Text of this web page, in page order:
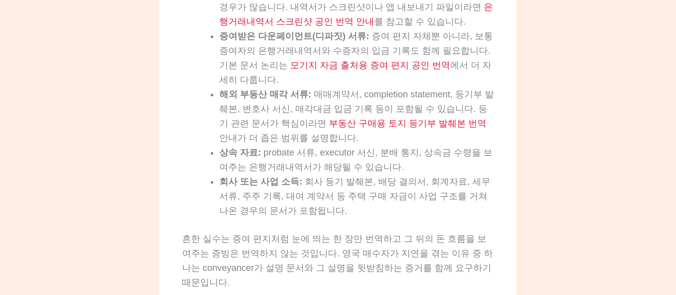
경우가 많습니다. 내역서가 스크린샷이나 앱 내보내기 파일이라면 은
행거래내역서 스크린샷 공인 번역 안내를 참고할 수 있습니다.
증여받은 다운페이먼트(디파짓) 서류: 증여 편지 자체뿐 아니라, 보통
증여자의 은행거래내역서와 수증자의 입금 기록도 함께 필요합니다.
기본 문서 논리는 모기지 자금 출처용 증여 편지 공인 번역에서 더 자
세히 다룹니다.
해외 부동산 매각 서류: 매매계약서, completion statement, 등기부 발
췌본, 변호사 서신, 매각대금 입금 기록 등이 포함될 수 있습니다. 등
기 관련 문서가 핵심이라면 부동산 구매용 토지 등기부 발췌본 번역
안내가 더 좁은 범위를 설명합니다.
상속 자료: probate 서류, executor 서신, 분배 통지, 상속금 수령을 보
여주는 은행거래내역서가 해당될 수 있습니다.
회사 또는 사업 소득: 회사 등기 발췌본, 배당 결의서, 회계자료, 세무
서류, 주주 기록, 대여 계약서 등 주택 구매 자금이 사업 구조를 거쳐
나온 경우의 문서가 포함됩니다.
흔한 실수는 증여 편지처럼 눈에 띄는 한 장만 번역하고 그 뒤의 돈 흐름을 보
여주는 증빙은 번역하지 않는 것입니다. 영국 매수자가 지연을 겪는 이유 중 하
나는 conveyancer가 설명 문서와 그 설명을 뒷받침하는 증거를 함께 요구하기
때문입니다.